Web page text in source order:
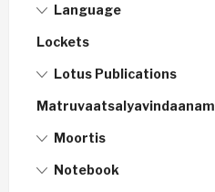
Language
Lockets
Lotus Publications
Matruvaatsalyavindaanam
Moortis
Notebook